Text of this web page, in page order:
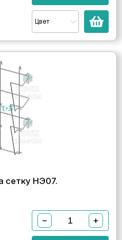
Цвет
сетку НЭ07.
− +